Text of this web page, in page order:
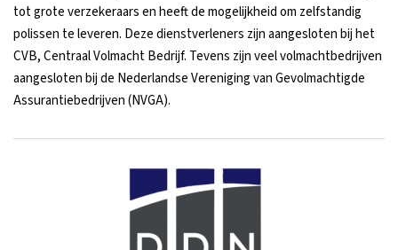
tot grote verzekeraars en heeft de mogelijkheid om zelfstandig
polissen te leveren. Deze dienstverleners zijn aangesloten bij het
CVB, Centraal Volmacht Bedrijf. Tevens zijn veel volmachtbedrijven
aangesloten bij de Nederlandse Vereniging van Gevolmachtigde
Assurantiebedrijven (NVGA).